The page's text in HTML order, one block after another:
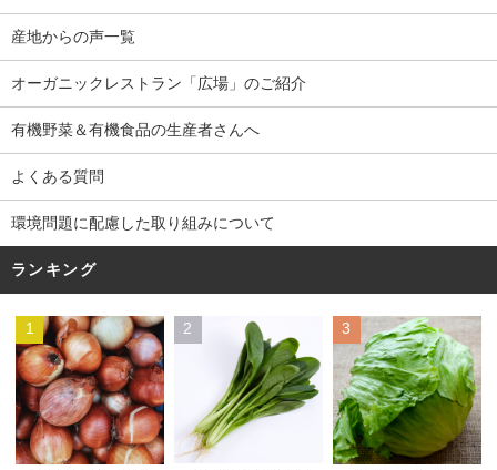
産地からの声一覧
オーガニックレストラン「広場」のご紹介
有機野菜＆有機食品の生産者さんへ
よくある質問
環境問題に配慮した取り組みについて
ランキング
1 2 3